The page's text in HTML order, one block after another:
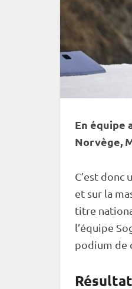
En équipe
Norvège,
C’est
et sur la
titre
l’équipe
podium de